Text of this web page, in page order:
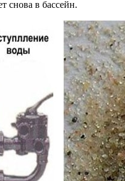
снова в бассейн.